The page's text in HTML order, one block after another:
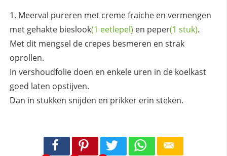
Meerval pureren met creme fraiche en vermengen
met gehakte bieslook(1 eetlepel) en peper(1 stuk).
Met dit mengsel de crepes besmeren en strak
oprollen.
In vershoudfolie doen en enkele uren in de koelkast
goed laten opstijven.
Dan in stukken snijden en prikker erin steken.